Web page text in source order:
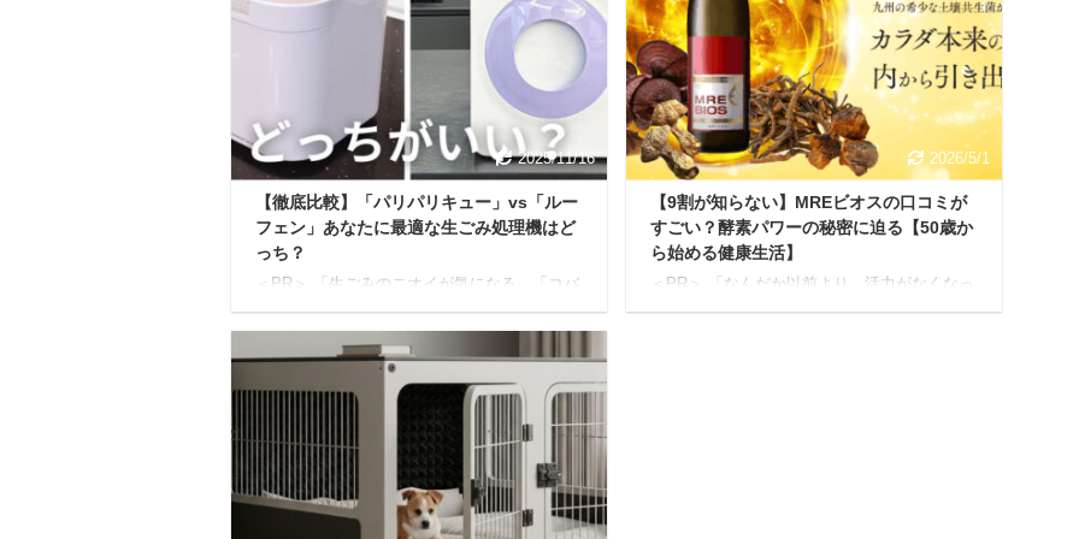
あなたは今、このようなお悩みを抱えていま
せんか？ 実際のところ、犬の無駄吠えは8割以
上の飼い主が抱える悩みと言われており、し
つけ教室に通うにも時間やお金がかかる上、
ネットで調べた方法を試してもうまくいかな
いという声も見 ...
らせたらどうしよう…」 従来のペットのフン
処理は、拾ってトイレに流すと「詰まるか
も…」「面倒…」 拾って袋に入れてゴミ箱に
入れると「ニオイがきつい」「面倒」「ゴミ
が重い」といった悩みがつきものでした。 も
し、あなたがこ ...
2025/11/16
【徹底比較】「パリパリキュー」vs「ルー
フェン」あなたに最適な生ごみ処理機はど
っち？
＜PR＞ 「生ごみのニオイが気になる」「コバ
が重くて大変」。 そんな生ごみに関するあら
ゆる問題を解決してくれるのが、今注目の
「生ごみ乾燥機」です。 特に人気を集めてい
るのが、日本のメーカー製品である「パリパ
リキュー」と、デザイン性の高さで人気の
「ルーフェン」。 本記事では、両製品を徹底
的に比較し、それぞれの特徴やメリットを始
め、見落としがちなデメリットまで、7つのポ
イントに分けて詳しく解説します。 最後まで
読めば、あなたにぴったりの生ごみ乾燥機が
2026/5/1
【9割が知らない】MREビオスの口コミが
すごい？酵素パワーの秘密に迫る【50歳か
ら始める健康生活】
＜PR＞ 「なんだか以前より、活力がなくなっ